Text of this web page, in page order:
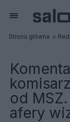
Strona główna
od
afery